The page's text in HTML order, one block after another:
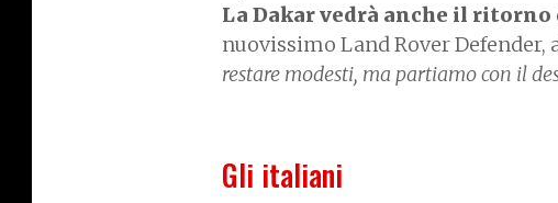
La Dakar vedrà anche il
nuovissimo Land Rover Defender,
restare modesti, ma partiamo con il
Gli italiani